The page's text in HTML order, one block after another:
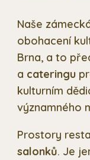
Naše
obohacení
Brna, a to
a cateringu
kulturním
významného
Prostory
salonků. Je